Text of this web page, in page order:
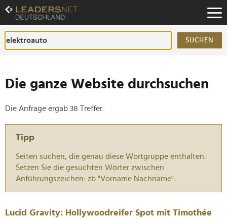
Zum
Inhalt
Zur
Fußzeilen-
Navigation
SUCHEN
Die ganze Website durchsuchen
Die Anfrage ergab 38 Treffer.
Tipp
Seiten suchen, die genau diese Wortgruppe enthalten:
Setzen Sie die gesuchten Wörter zwischen
Anführungszeichen: zb "Vorname Nachname".
Lucid Gravity: Hollywoodreifer Spot mit Timothée